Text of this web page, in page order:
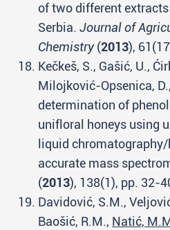
of two different
Serbia. Journal of
Chemistry(2013),
Kečkeš, S., Gašić, U.,
Milojković-Opsenica, D.,
determination of
unifloral honeys using
liquid
accurate mass
(2013), 138(1), pp. 32-
Davidović, S.M.,
Baošić, R.M., Natić,